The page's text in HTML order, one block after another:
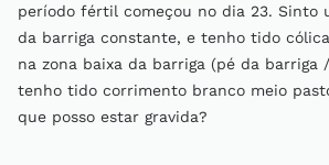
período fértil começou no dia 23. Sinto
da barriga constante, e tenho tido
na zona baixa da barriga (pé da barriga
tenho tido corrimento branco meio
que posso estar gravida?